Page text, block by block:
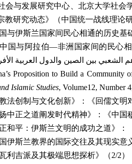
会与发展研究中心、北京大学社
教研究动态》（中国统一战线理论
国与伊斯兰国家间民心相通的历史基
中国与阿拉伯—非洲国家间的民心
الشعبي بين الصين والدول العربية
Proposition to Build a Community
Islamic Studies, Volume12, Number
教法创制与文化创新》：《回儒文
扬中正之道阐发时代精神》：《中国
正和平：伊斯兰文明的成功之道》：
国伊斯兰教界的国际交往及其现实
瓦利吉派及其极端思想探析》（2/2）